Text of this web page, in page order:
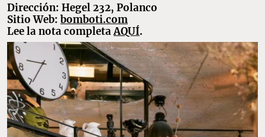
Dirección: Hegel 232, Polanco
Sitio Web: bomboti.com
Lee la nota completaAQUÍ.